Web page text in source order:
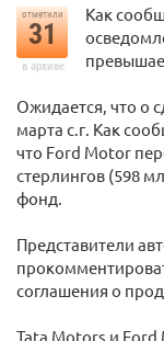
отметили
31
в архиве
Как
Ожидается, что о
марта с.г. Как
что Ford Motor
стерлингов (598
фонд.
Представители
соглашения о
Tata Motors и Ford